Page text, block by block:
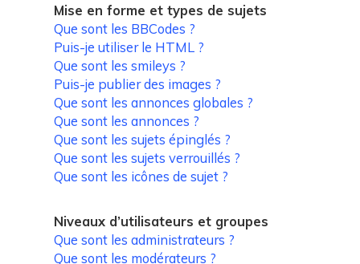
Mise en forme et types de sujets
Que sont les BBCodes ?
Puis-je utiliser le HTML ?
Que sont les smileys ?
Puis-je publier des images ?
Que sont les annonces globales ?
Que sont les annonces ?
Que sont les sujets épinglés ?
Que sont les sujets verrouillés ?
Que sont les icônes de sujet ?
Niveaux d’utilisateurs et groupes
Que sont les administrateurs ?
Que sont les modérateurs ?